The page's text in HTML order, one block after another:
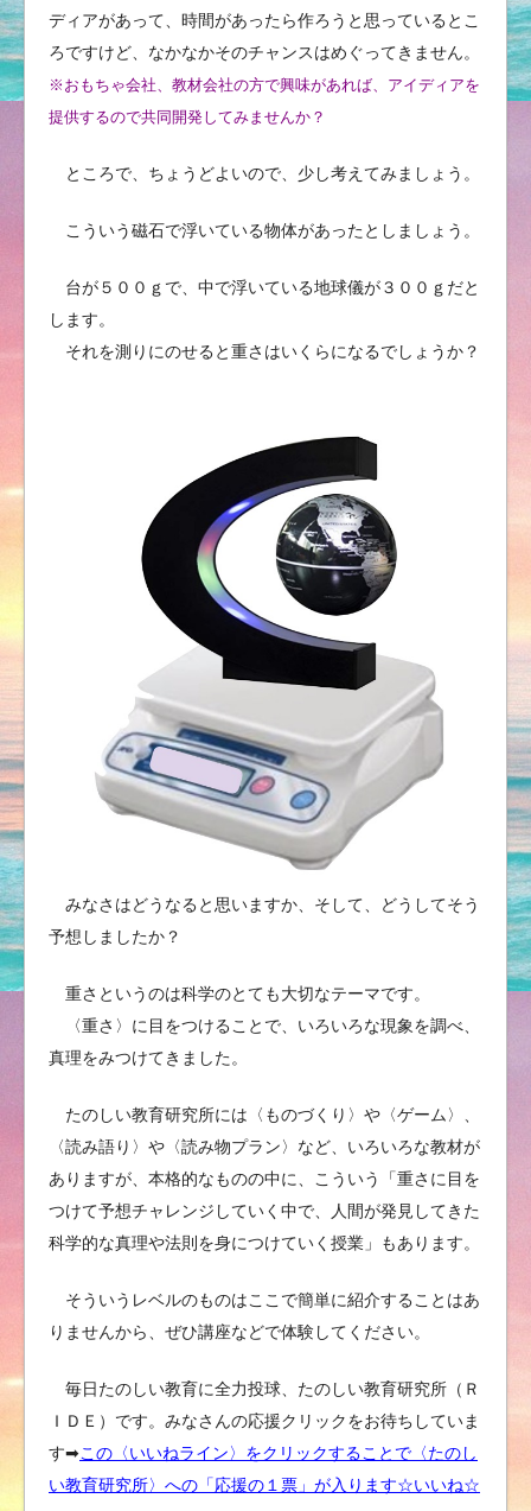
ディアがあって、時間があったら作ろうと思っているとこ
ろですけど、なかなかそのチャンスはめぐってきません。
※おもちゃ会社、教材会社の方で興味があれば、アイディアを
提供するので共同開発してみませんか？
ところで、ちょうどよいので、少し考えてみましょう。
こういう磁石で浮いている物体があったとしましょう。
台が５００ｇで、中で浮いている地球儀が３００ｇだと
します。
それを測りにのせると重さはいくらになるでしょうか？
みなさはどうなると思いますか、そして、どうしてそう
予想しましたか？
重さというのは科学のとても大切なテーマです。
〈重さ〉に目をつけることで、いろいろな現象を調べ、
真理をみつけてきました。
たのしい教育研究所には〈ものづくり〉や〈ゲーム〉、
〈読み語り〉や〈読み物プラン〉など、いろいろな教材が
ありますが、本格的なものの中に、こういう「重さに目を
つけて予想チャレンジしていく中で、人間が発見してきた
科学的な真理や法則を身につけていく授業」もあります。
そういうレベルのものはここで簡単に紹介することはあ
りませんから、ぜひ講座などで体験してください。
毎日たのしい教育に全力投球、たのしい教育研究所（Ｒ
ＩＤＥ）です。みなさんの応援クリックをお待ちしていま
す➡︎この〈いいねライン〉をクリックすることで〈たのし
い教育研究所〉への「応援の１票」が入ります☆いいね☆